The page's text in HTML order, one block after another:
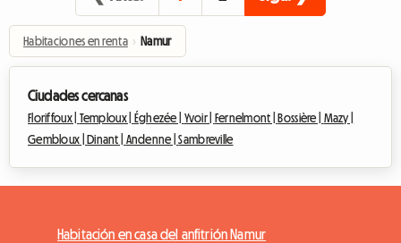
Habitaciones en renta › Namur
Ciudades cercanas
Floriffoux | Temploux | Éghezée | Yvoir | Fernelmont | Bossière | Mazy |
Gembloux |
Dinant | Andenne |Sambreville
Habitación en casa del anfitrión Namur